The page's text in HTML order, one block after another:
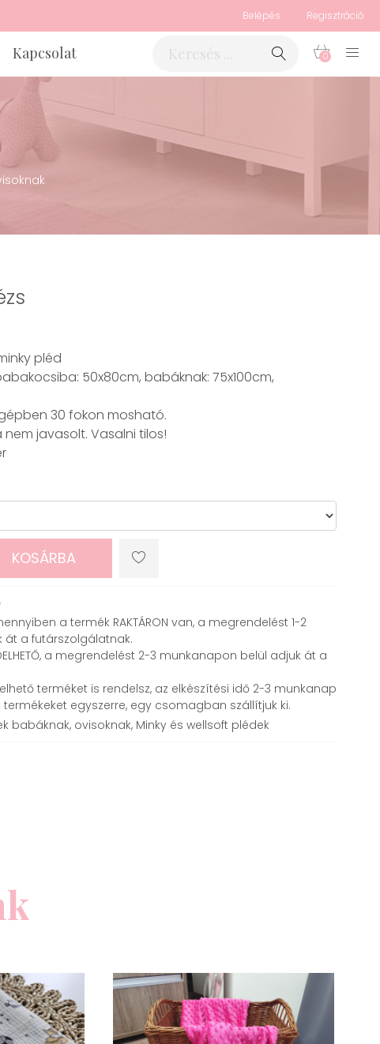
Belépés Regisztráció
Kapcsolat 0
pléd
50x80cm, babáknak: 75x100cm,
30 fokon mosható.
javasolt. Vasalni tilos!
KOSÁRBA
a termék RAKTÁRON van, a megrendelést 1-2
a futárszolgálatnak.
a megrendelést 2-3 munkanapon belül adjuk át a
terméket is rendelsz, az elkészítési idő 2-3 munkanap
termékeket egyszerre, egy csomagban szállítjuk ki.
babáknak, ovisoknak, Minky és wellsoft plédek